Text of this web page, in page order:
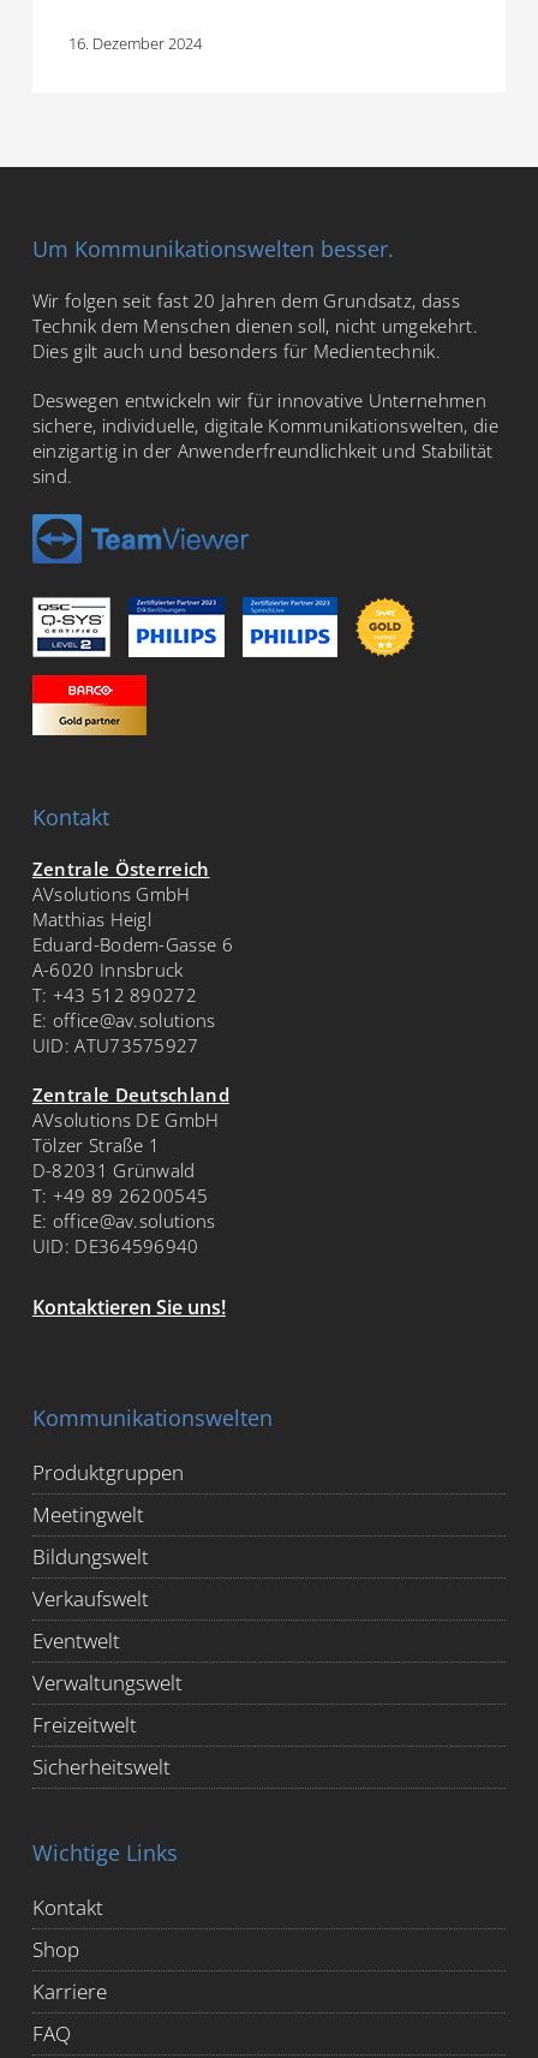
16. Dezember 2024
Um Kommunikationswelten besser.
Wir folgen seit fast 20 Jahren dem Grundsatz, dass
Technik dem Menschen dienen soll, nicht umgekehrt.
Dies gilt auch und besonders für Medientechnik.
Deswegen entwickeln wir für innovative Unternehmen
sichere, individuelle, digitale Kommunikationswelten, die
einzigartig in der Anwenderfreundlichkeit und Stabilität
sind.
Kontakt
Zentrale Österreich
AVsolutions GmbH
Matthias Heigl
Eduard-Bodem-Gasse 6
A-6020 Innsbruck
T: +43 512 890272
E: office@av.solutions
UID: ATU73575927
Zentrale Deutschland
AVsolutions DE GmbH
Tölzer Straße 1
D-82031 Grünwald
T: +49 89 26200545
E: office@av.solutions
UID: DE364596940
Kontaktieren Sie uns!
Kommunikationswelten
Produktgruppen
Meetingwelt
Bildungswelt
Verkaufswelt
Eventwelt
Verwaltungswelt
Freizeitwelt
Sicherheitswelt
Wichtige Links
Kontakt
Shop
Karriere
FAQ